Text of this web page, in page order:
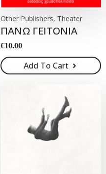
Other Publishers, Theater
ΠΑΝΩ ΓΕΙΤΟΝΙΑ
€10.00
Add To Cart